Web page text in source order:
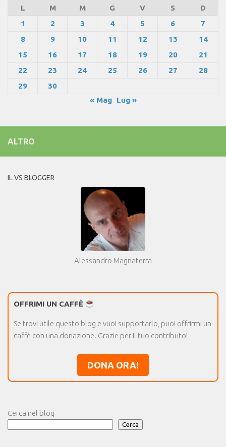
L
M M G V S
D
1
2 3 4 5 6
7
8
9 10 11 12 13
14
15
16 17 18 19 20
21
22
23 24 25 26 27
28
29
30
« Mag
Lug »
ALTRO
IL VS BLOGGER
Alessandro Magnaterra
OFFRIMI UN CAFFÈ
Se trovi utile questo blog e vuoi supportarlo, puoi offrirmi un
caffè con una donazione. Grazie per il tuo contributo!
DONA ORA!
Cerca nel blog
Cerca